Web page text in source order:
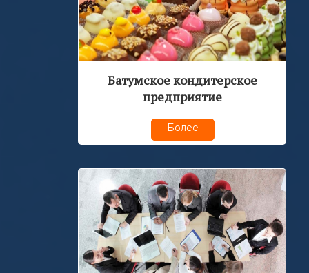
Батумское кондитерское
предприятие
Более